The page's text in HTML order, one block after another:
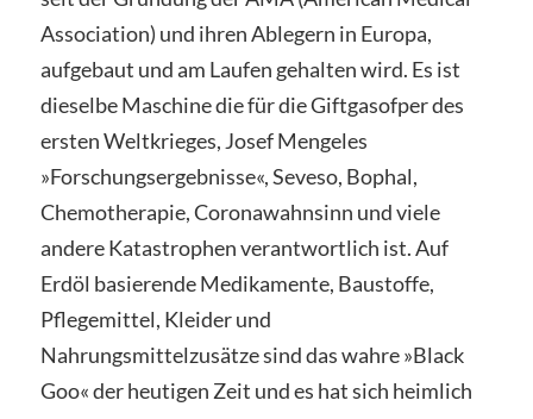
Association) und ihren Ablegern in Europa,
aufgebaut und am Laufen gehalten wird. Es ist
dieselbe Maschine die für die Giftgasofper des
ersten Weltkrieges, Josef Mengeles
»Forschungsergebnisse«, Seveso, Bophal,
Chemotherapie, Coronawahnsinn und viele
andere Katastrophen verantwortlich ist. Auf
Erdöl basierende Medikamente, Baustoffe,
Pflegemittel, Kleider und
Nahrungsmittelzusätze sind das wahre»Black
Goo« der heutigen Zeit und es hat sich heimlich